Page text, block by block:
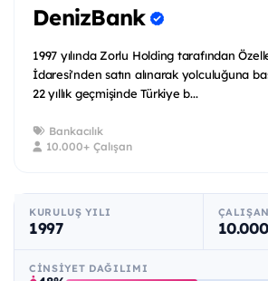
DenizBank
1997 yılında Zorlu Holding tarafından
İdaresi'nden satın alınarak yolculuğuna
22 yıllık geçmişinde Türkiye b...
Bankacılık
10.000+ Çalışan
KURULUŞ YILI
1997
CINSIYET DAĞILIMI